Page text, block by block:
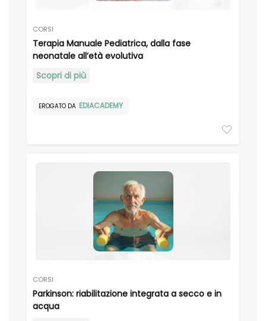
CORSI
Terapia Manuale Pediatrica, dalla fase
neonatale all’età evolutiva
Scopri di più
EROGATO DA EDIACADEMY
CORSI
Parkinson: riabilitazione integrata a secco e in
acqua